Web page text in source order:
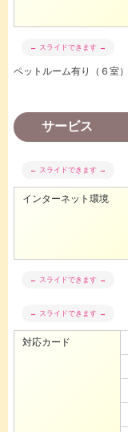
ペットルーム有り（６室）
サービス
インターネット環境
対応カード